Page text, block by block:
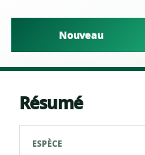
Nouveau
Résumé
ESPÈCE